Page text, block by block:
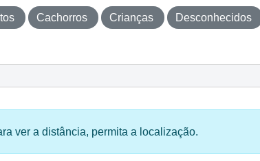
Cachorros Crianças Desconhecidos
ver a distância, permita a localização.